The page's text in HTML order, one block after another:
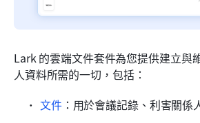
Lark 的雲端文件套件為您提供建立與
人資料所需的一切，包括：
文件：用於會議記錄、利害關係